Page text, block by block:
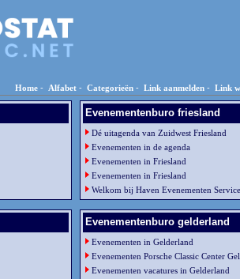
Home - Alfabet - Categorieën - Link aanmelden - Link
Evenementenburo friesland
Dé uitagenda van Zuidwest Friesland
Evenementen in de agenda
Evenementen in Friesland
Evenementen in Friesland
Welkom bij Haven Evenementen Service
Evenementenburo gelderland
Evenementen in Gelderland
Evenementen Porsche Classic Center
Evenementen vacatures in Gelderland